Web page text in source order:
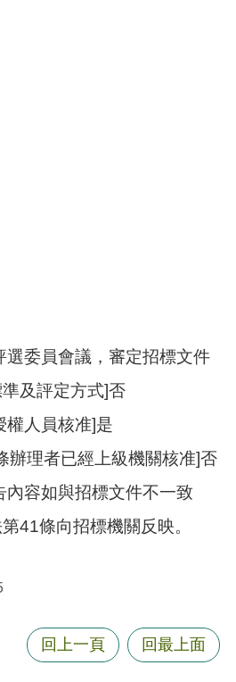
選委員會議，審定招標文件
及評定方式]否
權人員核准]是
辦理者已經上級機關核准]否
容如與招標文件不一致
41條向招標機關反映。
回上一頁 回最上面